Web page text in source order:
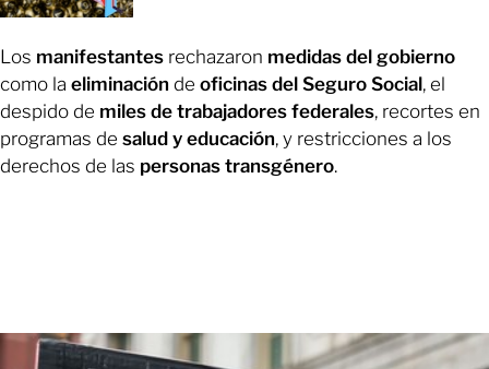
Los manifestantes rechazaron medidas del gobierno
como la eliminación de oficinas del Seguro Social, el
despido de miles de trabajadores federales, recortes en
programas de salud y educación, y restricciones a los
derechos de las personas transgénero.